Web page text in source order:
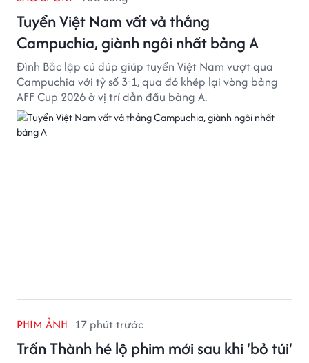
Tuyển Việt Nam vất vả thắng
Campuchia, giành ngôi nhất bảng A
Đình Bắc lập cú đúp giúp tuyển Việt Nam vượt qua
Campuchia với tỷ số 3-1, qua đó khép lại vòng bảng
AFF Cup 2026 ở vị trí dẫn đầu bảng A.
PHIM ẢNH 17 phút trước
Trấn Thành hé lộ phim mới sau khi 'bỏ túi'